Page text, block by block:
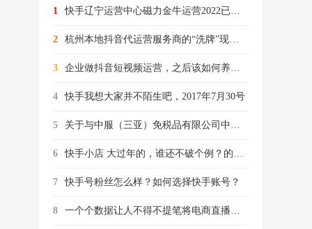
1 快手辽宁运营中心磁力金牛运营2022已更新(今天/商讯)
2 杭州本地抖音代运营服务商的“洗牌”现象明显
3 企业做抖音短视频运营，之后该如何养号呢？（一）
4 快手我想大家并不陌生吧，2017年7月30号
5 关于与中服（三亚）免税品有限公司中签订《国药中服抖音直播代运营合作协议》的公告
6 快手小店 大过年的，谁还不破个例？的事都会在春节尽情干一次
7 快手号粉丝怎么样？如何选择快手账号？
8 一个个数据让人不得不提笔将电商直播这四个字大写加粗